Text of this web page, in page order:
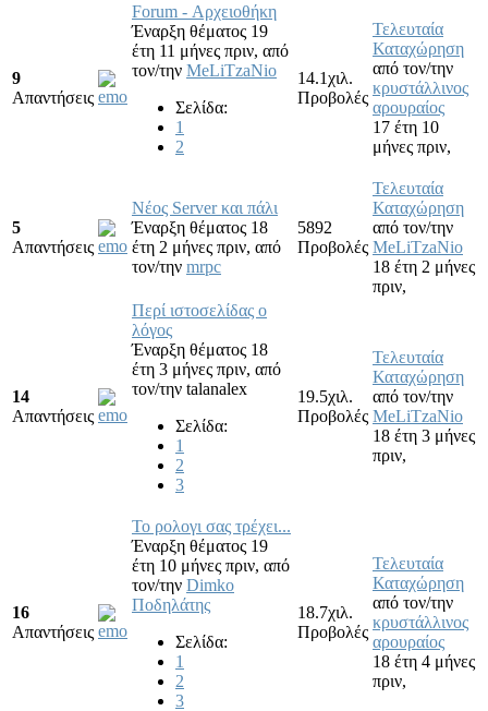
9
Απαντήσεις
Forum - Αρχειοθήκη
Έναρξη θέματος 19
έτη 11 μήνες πριν, από
τον/την MeLiTzaNio
Σελίδα:
1
2
14.1χιλ.
Προβολές
Τελευταία
Καταχώρηση
από τον/την
κρυστάλλινος
αρουραίος
17 έτη 10
μήνες πριν,
5
Απαντήσεις
Νέος Server και πάλι
Έναρξη θέματος 18
έτη 2 μήνες πριν, από
τον/την mrpc
5892
Προβολές
Τελευταία
Καταχώρηση
από τον/την
MeLiTzaNio
18 έτη 2 μήνες
πριν,
14
Απαντήσεις
Περί ιστοσελίδας ο
λόγος
Έναρξη θέματος 18
έτη 3 μήνες πριν, από
τον/την talanalex
Σελίδα:
1
2
3
19.5χιλ.
Προβολές
Τελευταία
Καταχώρηση
από τον/την
MeLiTzaNio
18 έτη 3 μήνες
πριν,
16
Απαντήσεις
Το ρολογι σας τρέχει...
Έναρξη θέματος 19
έτη 10 μήνες πριν, από
τον/την Dimko
Ποδηλάτης
Σελίδα:
1
2
3
18.7χιλ.
Προβολές
Τελευταία
Καταχώρηση
από τον/την
κρυστάλλινος
αρουραίος
18 έτη 4 μήνες
πριν,